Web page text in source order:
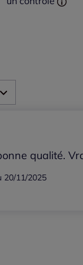
qualité.
20/11/2025